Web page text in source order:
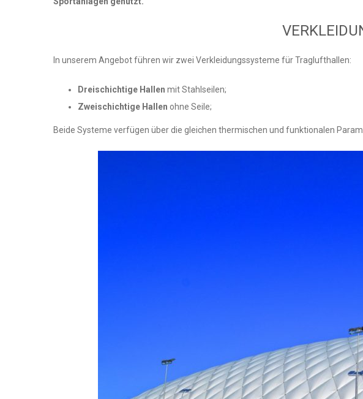
In unserem Angebot führen wir zwei Verkleidungssysteme für Traglufthallen:
Dreischichtige Hallen mit Stahlseilen;
Zweischichtige Hallen ohne Seile;
Beide Systeme verfügen über die gleichen thermischen und funktionalen